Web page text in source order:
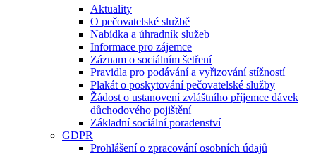
Aktuality
O pečovatelské službě
Nabídka a úhradník služeb
Informace pro zájemce
Záznam o sociálním šetření
Pravidla pro podávání a vyřizování stížností
Plakát o poskytování pečovatelské služby
Žádost o ustanovení zvláštního příjemce dávek
důchodového pojištění
Základní sociální poradenství
GDPR
Prohlášení o zpracování osobních údajů